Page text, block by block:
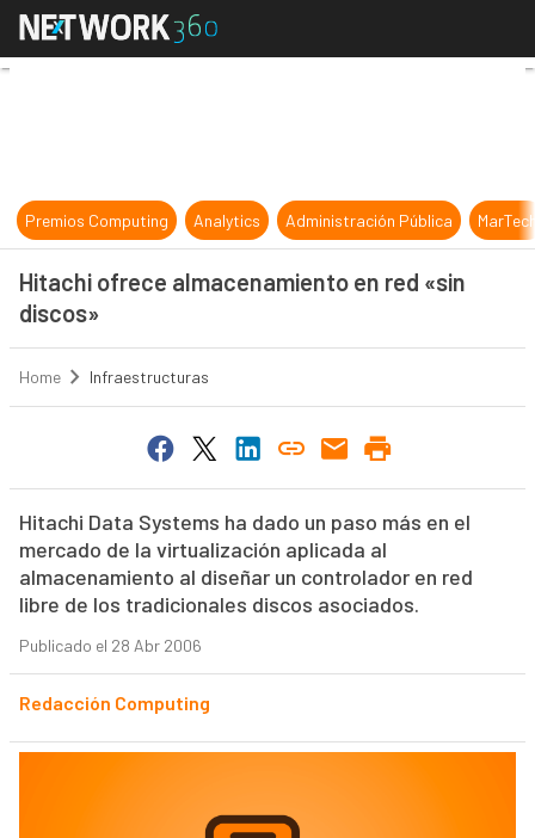
Hitachi ofrece almacenamiento en
Premios Computing Analytics Administración Pública
Hitachi ofrece almacenamiento en red «sin
discos»
Home Infraestructuras
Hitachi Data Systems ha dado un paso más en el
mercado de la virtualización aplicada al
almacenamiento al diseñar un controlador en red
libre de los tradicionales discos asociados.
Publicado el 28 Abr 2006
Redacción Computing